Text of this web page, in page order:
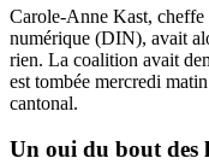
Carole-Anne Kast, cheffe
numérique (DIN), avait
rien. La coalition avait
est tombée mercredi
cantonal.
Un oui du bout des